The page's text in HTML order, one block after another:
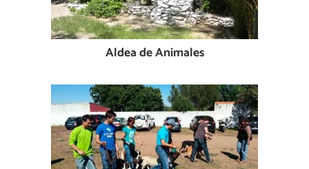
Aldea de Animales